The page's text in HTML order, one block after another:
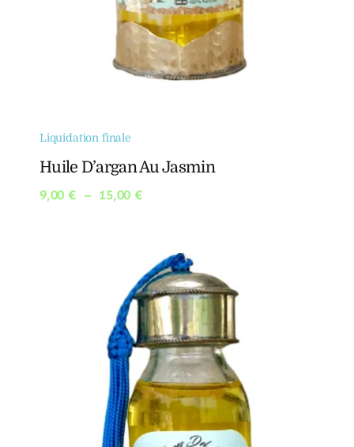
Liquidation finale
Huile D’argan Au Jasmin
9,00€ – 15,00€Plage
15,00 €